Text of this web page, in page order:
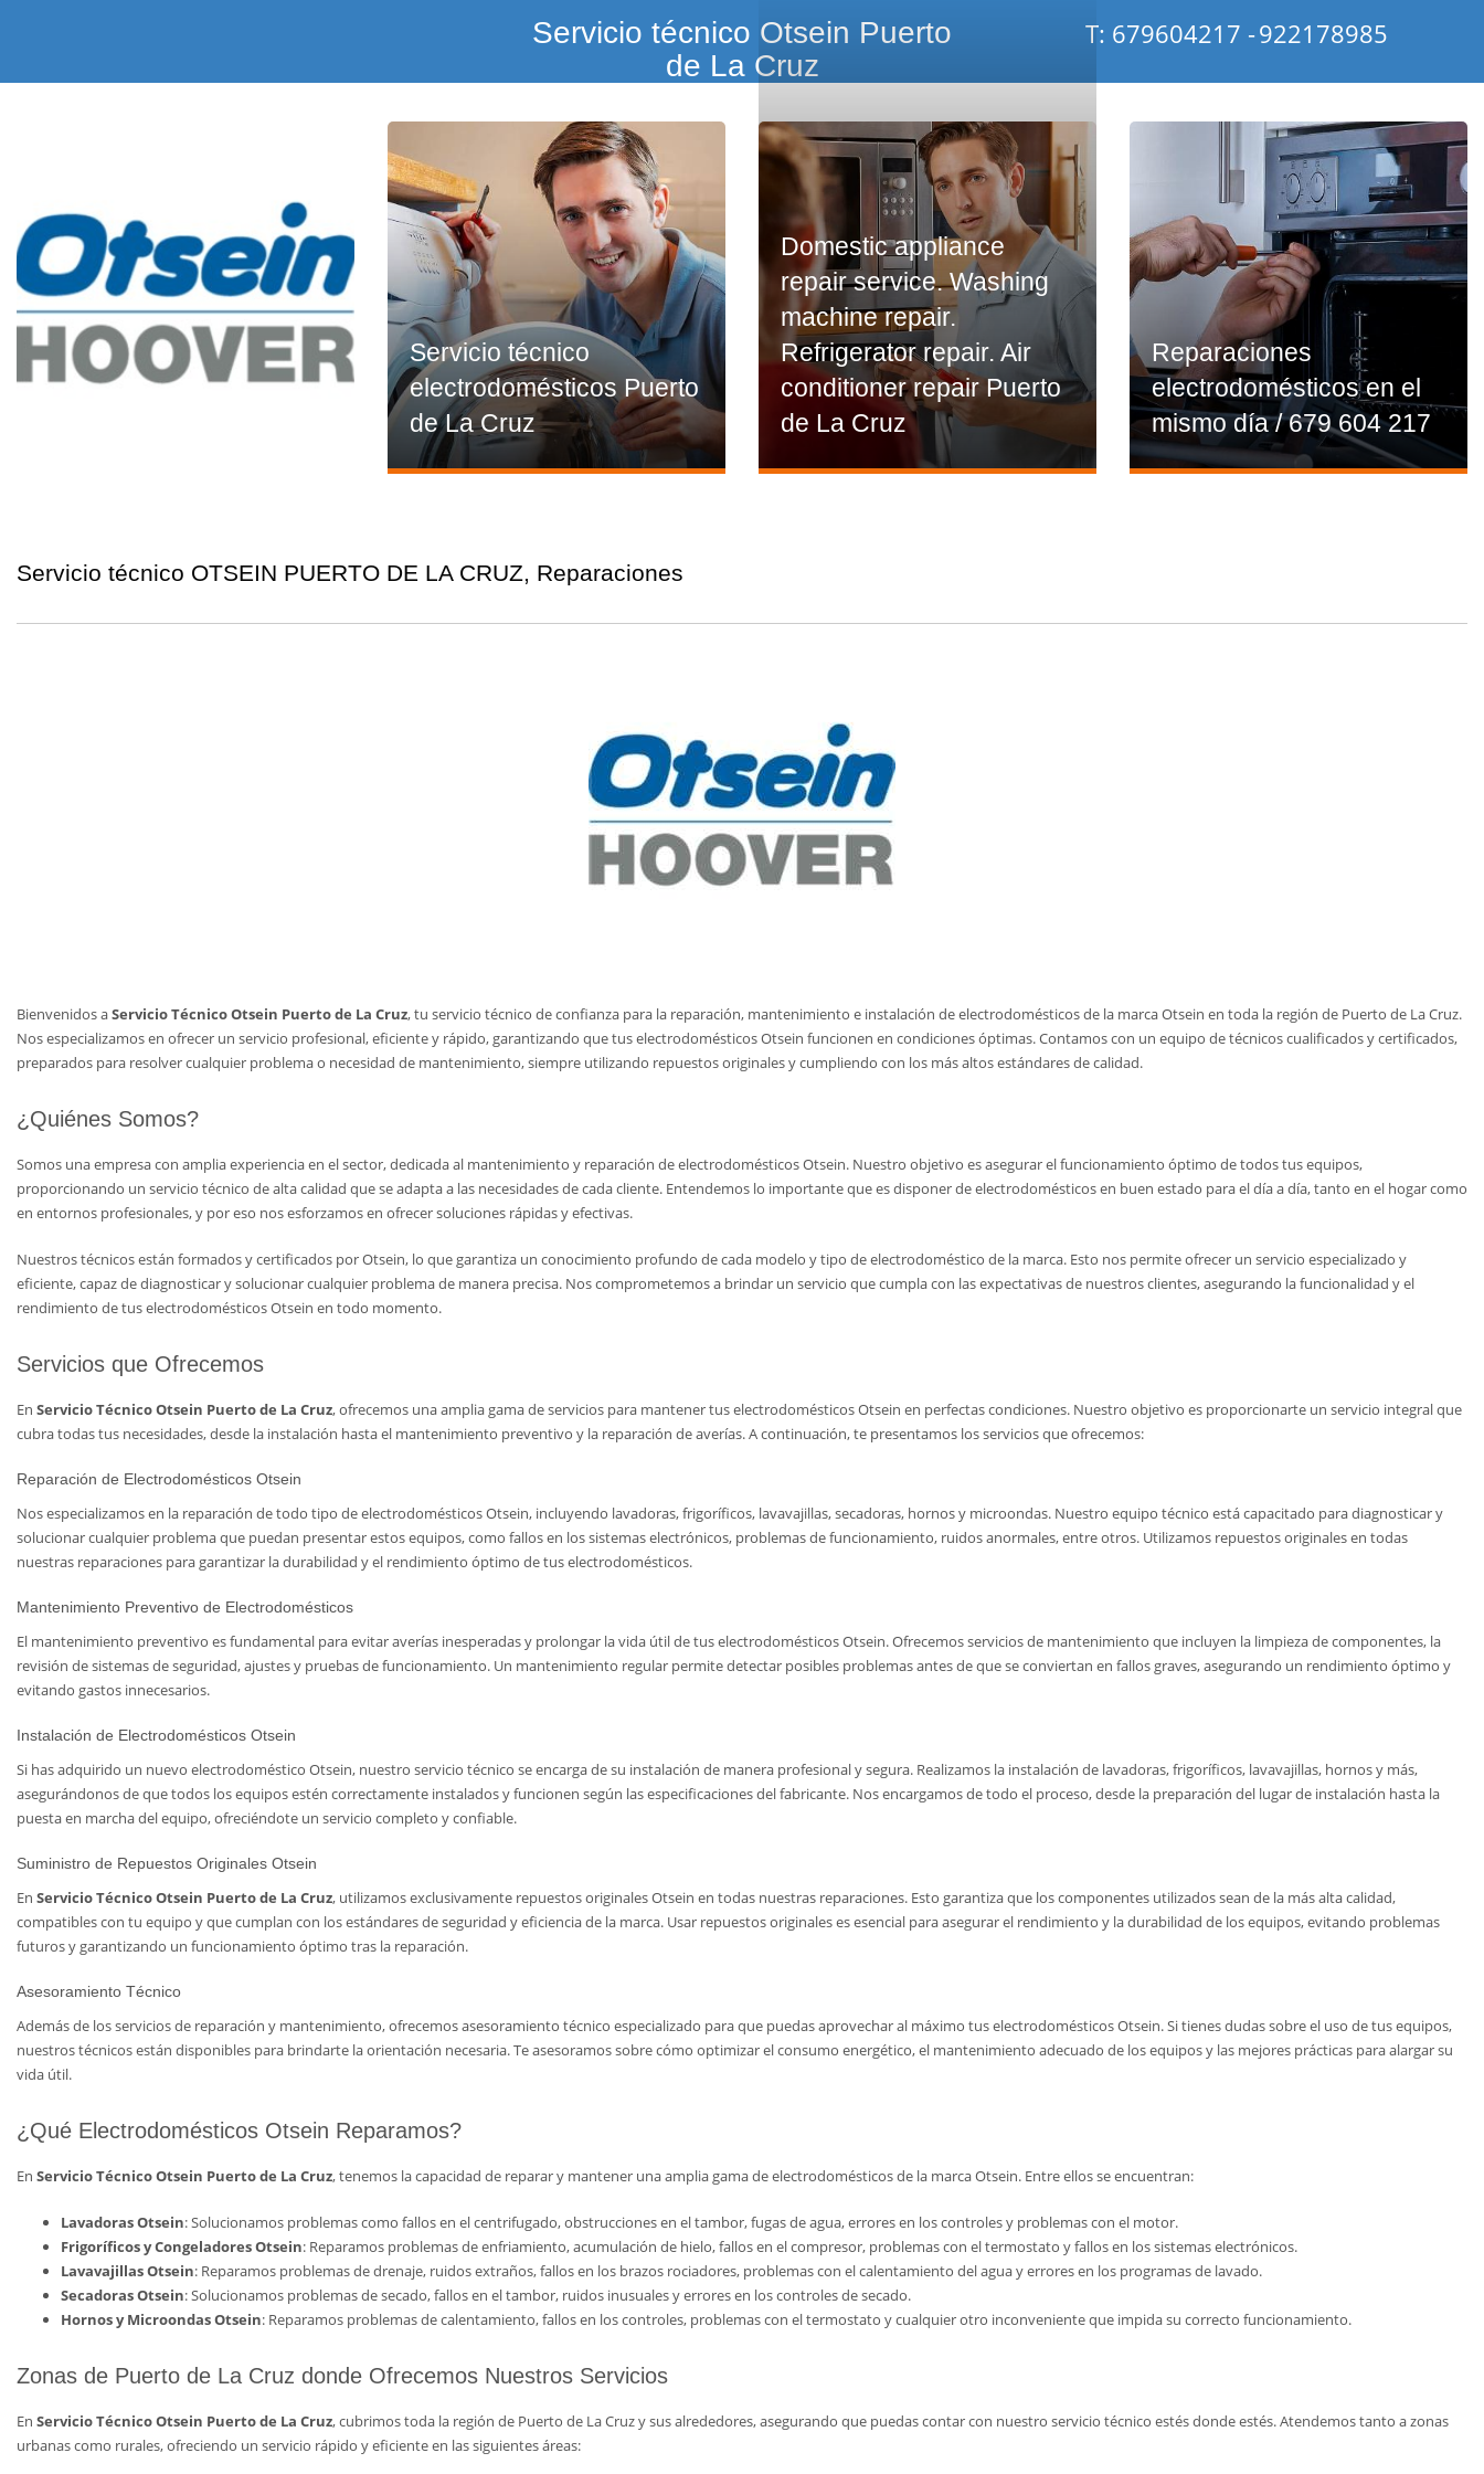
Servicio técnico Otsein Puerto
de La Cruz
T: 679604217 -922178985
Servicio técnico
electrodomésticos Puerto
de La Cruz
Domestic appliance
repair service. Washing
machine repair.
Refrigerator repair. Air
conditioner repair Puerto
de La Cruz
Reparaciones
electrodomésticos en el
mismo día / 679 604 217
Servicio técnico OTSEIN PUERTO DE LA CRUZ, Reparaciones
Bienvenidos aServicio Técnico Otsein Puerto de La Cruz, tu servicio técnico de confianza para la reparación, mantenimiento e instalación de electrodomésticos de la marca Otsein en toda la región de Puerto de La Cruz.
Nos especializamos en ofrecer un servicio profesional, eficiente y rápido, garantizando que tus electrodomésticos Otsein funcionen en condiciones óptimas. Contamos con un equipo de técnicos cualificados y certificados,
preparados para resolver cualquier problema o necesidad de mantenimiento, siempre utilizando repuestos originales y cumpliendo con los más altos estándares de calidad.
¿Quiénes Somos?
Somos una empresa con amplia experiencia en el sector, dedicada al mantenimiento y reparación de electrodomésticos Otsein. Nuestro objetivo es asegurar el funcionamiento óptimo de todos tus equipos,
proporcionando un servicio técnico de alta calidad que se adapta a las necesidades de cada cliente. Entendemos lo importante que es disponer de electrodomésticos en buen estado para el día a día, tanto en el hogar como
en entornos profesionales, y por eso nos esforzamos en ofrecer soluciones rápidas y efectivas.
Nuestros técnicos están formados y certificados por Otsein, lo que garantiza un conocimiento profundo de cada modelo y tipo de electrodoméstico de la marca. Esto nos permite ofrecer un servicio especializado y
eficiente, capaz de diagnosticar y solucionar cualquier problema de manera precisa. Nos comprometemos a brindar un servicio que cumpla con las expectativas de nuestros clientes, asegurando la funcionalidad y el
rendimiento de tus electrodomésticos Otsein en todo momento.
Servicios que Ofrecemos
En Servicio Técnico Otsein Puerto de La Cruz, ofrecemos una amplia gama de servicios para mantener tus electrodomésticos Otsein en perfectas condiciones. Nuestro objetivo es proporcionarte un servicio integral que
cubra todas tus necesidades, desde la instalación hasta el mantenimiento preventivo y la reparación de averías. A continuación, te presentamos los servicios que ofrecemos:
Reparación de Electrodomésticos Otsein
Nos especializamos en la reparación de todo tipo de electrodomésticos Otsein, incluyendo lavadoras, frigoríficos, lavavajillas, secadoras, hornos y microondas. Nuestro equipo técnico está capacitado para diagnosticar y
solucionar cualquier problema que puedan presentar estos equipos, como fallos en los sistemas electrónicos, problemas de funcionamiento, ruidos anormales, entre otros. Utilizamos repuestos originales en todas
nuestras reparaciones para garantizar la durabilidad y el rendimiento óptimo de tus electrodomésticos.
Mantenimiento Preventivo de Electrodomésticos
El mantenimiento preventivo es fundamental para evitar averías inesperadas y prolongar la vida útil de tus electrodomésticos Otsein. Ofrecemos servicios de mantenimiento que incluyen la limpieza de componentes, la
revisión de sistemas de seguridad, ajustes y pruebas de funcionamiento. Un mantenimiento regular permite detectar posibles problemas antes de que se conviertan en fallos graves, asegurando un rendimiento óptimo y
evitando gastos innecesarios.
Instalación de Electrodomésticos Otsein
Si has adquirido un nuevo electrodoméstico Otsein, nuestro servicio técnico se encarga de su instalación de manera profesional y segura. Realizamos la instalación de lavadoras, frigoríficos, lavavajillas, hornos y más,
asegurándonos de que todos los equipos estén correctamente instalados y funcionen según las especificaciones del fabricante. Nos encargamos de todo el proceso, desde la preparación del lugar de instalación hasta la
puesta en marcha del equipo, ofreciéndote un servicio completo y confiable.
Suministro de Repuestos Originales Otsein
En Servicio Técnico Otsein Puerto de La Cruz, utilizamos exclusivamente repuestos originales Otsein en todas nuestras reparaciones. Esto garantiza que los componentes utilizados sean de la más alta calidad,
compatibles con tu equipo y que cumplan con los estándares de seguridad y eficiencia de la marca. Usar repuestos originales es esencial para asegurar el rendimiento y la durabilidad de los equipos, evitando problemas
futuros y garantizando un funcionamiento óptimo tras la reparación.
Asesoramiento Técnico
Además de los servicios de reparación y mantenimiento, ofrecemos asesoramiento técnico especializado para que puedas aprovechar al máximo tus electrodomésticos Otsein. Si tienes dudas sobre el uso de tus equipos,
nuestros técnicos están disponibles para brindarte la orientación necesaria. Te asesoramos sobre cómo optimizar el consumo energético, el mantenimiento adecuado de los equipos y las mejores prácticas para alargar su
vida útil.
¿Qué Electrodomésticos Otsein Reparamos?
En Servicio Técnico Otsein Puerto de La Cruz, tenemos la capacidad de reparar y mantener una amplia gama de electrodomésticos de la marca Otsein. Entre ellos se encuentran:
Lavadoras Otsein: Solucionamos problemas como fallos en el centrifugado, obstrucciones en el tambor, fugas de agua, errores en los controles y problemas con el motor.
Frigoríficos y Congeladores Otsein: Reparamos problemas de enfriamiento, acumulación de hielo, fallos en el compresor, problemas con el termostato y fallos en los sistemas electrónicos.
Lavavajillas Otsein: Reparamos problemas de drenaje, ruidos extraños, fallos en los brazos rociadores, problemas con el calentamiento del agua y errores en los programas de lavado.
Secadoras Otsein: Solucionamos problemas de secado, fallos en el tambor, ruidos inusuales y errores en los controles de secado.
Hornos y Microondas Otsein: Reparamos problemas de calentamiento, fallos en los controles, problemas con el termostato y cualquier otro inconveniente que impida su correcto funcionamiento.
Zonas de Puerto de La Cruz donde Ofrecemos Nuestros Servicios
En Servicio Técnico Otsein Puerto de La Cruz, cubrimos toda la región de Puerto de La Cruz y sus alrededores, asegurando que puedas contar con nuestro servicio técnico estés donde estés. Atendemos tanto a zonas
urbanas como rurales, ofreciendo un servicio rápido y eficiente en las siguientes áreas: